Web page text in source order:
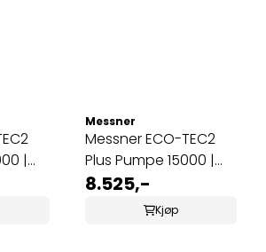
|
Messner
Messner ECO-TEC2
Plus Pumpe 15000 |
Tørrmontering
8.525,-
Kjøp